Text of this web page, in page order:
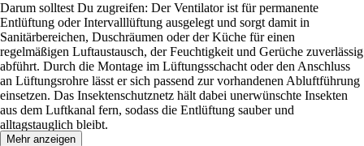
Darum solltest Du zugreifen: Der Ventilator ist für permanente
Entlüftung oder Intervalllüftung ausgelegt und sorgt damit in
Sanitärbereichen, Duschräumen oder der Küche für einen
regelmäßigen Luftaustausch, der Feuchtigkeit und Gerüche zuverlässig
abführt. Durch die Montage im Lüftungsschacht oder den Anschluss
an Lüftungsrohre lässt er sich passend zur vorhandenen Abluftführung
einsetzen. Das Insektenschutznetz hält dabei unerwünschte Insekten
aus dem Luftkanal fern, sodass die Entlüftung sauber und
alltagstauglich bleibt.
Mehr anzeigen